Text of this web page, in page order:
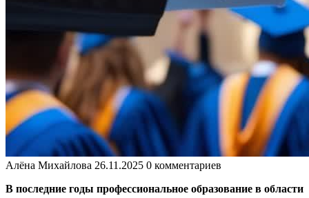
Алёна Михайлова 26.11.2025 0 комментариев
В последние годы профессиональное образование в области